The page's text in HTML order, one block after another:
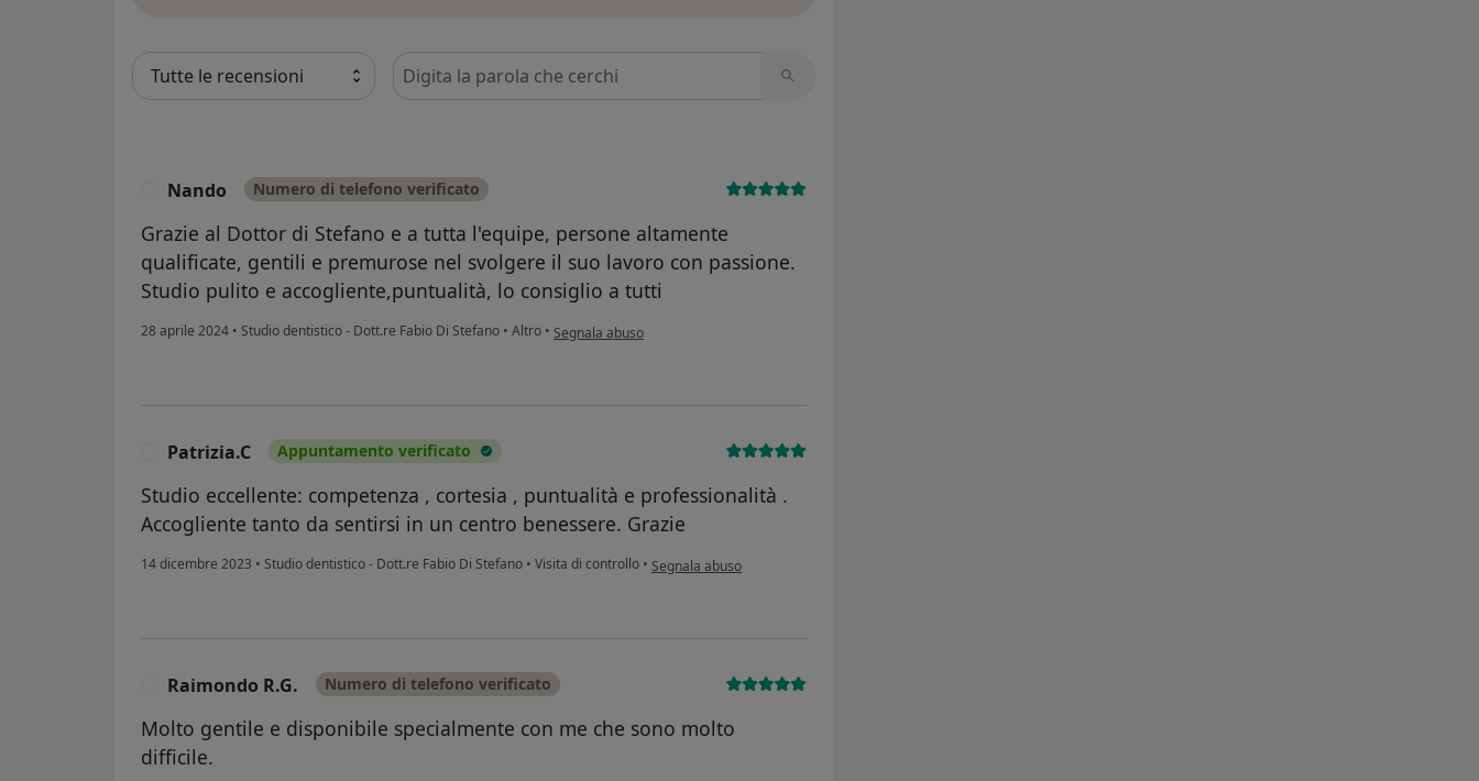
Cerca nelle recensioni
Nando Numero di telefono verificato
Grazie al Dottor di Stefano e a tutta l'equipe, persone altamente
qualificate, gentili e premurose nel svolgere il suo lavoro con passione.
Studio pulito e accogliente,puntualità, lo consiglio a tutti
28 aprile 2024 • Studio dentistico - Dott.re Fabio Di Stefano • Altro • secondo l'opinione dell'utente Nando
Segnala abuso
Patrizia.C Appuntamento verificato
Studio eccellente: competenza , cortesia , puntualità e professionalità .
Accogliente tanto da sentirsi in un centro benessere. Grazie
14 dicembre 2023 • Studio dentistico - Dott.re Fabio Di Stefano • Visita di controllo • secondo l'opinione dell'utente Patrizia.C
Segnala abuso
Raimondo R.G. Numero di telefono verificato
Molto gentile e disponibile specialmente con me che sono molto
difficile.